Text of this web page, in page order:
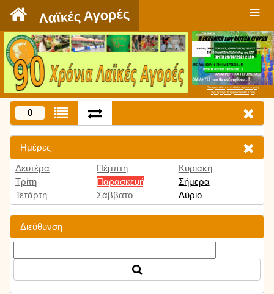
Λαϊκές Αγορές
Πατήστε εδώ για να δείτε την εκπομπή
την Τρίτη 9:00 μμ και κάθε Τρίτη
0
Ημέρες
Δευτέρα
Τρίτη
Τετάρτη
Πέμπτη
Παρασκευή
Σάββατο
Κυριακή
Σήμερα
Αύριο
Διεύθυνση